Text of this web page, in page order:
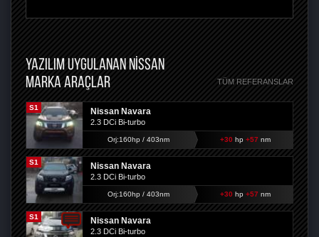
YAZILIM UYGULANAN NISSAN
MARKA ARAÇLAR
TÜM REFERANSLAR
S1 Nissan Navara
2.3 DCi Bi-turbo
Orj:160hp / 403nm +30 hp +57 nm
S1 Nissan Navara
2.3 DCi Bi-turbo
Orj:160hp / 403nm +30 hp +57 nm
S1 Nissan Navara
2.3 DCi Bi-turbo